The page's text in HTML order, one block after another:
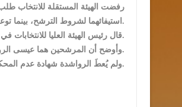
رفضت الهيئة المستقلة للانتخاب
استيفائهما لشروط الترشح، بينما توعد الأخير باللجوء للقضاء.
قال رئيس الهيئة العليا للانتخابات في حزب جبهة العمل الإسلامي زكي بني أرشيد ، إن المرشحين منعا، بسبب عدم إستيفاء الأوراق المطلوبة.
وأوضح أن المرشحين هما عيسى الرواشدة عن دائرة محافظة جرش، وطارق عازر، عن المقعد المسيحي لدائرة الزرقاء الأولى.
ولم يُعطَ الرواشدة شهادة عدم المحكومية رغم عدم وجود أحكام قضائية عليه، حسب بني أرشيد، متوعدا باستئناف القرار لدى المحكمة.